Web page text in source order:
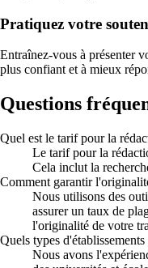
Pratiquez votre
Entraînez-vous à présenter
plus confiant et à mieux
Questions
Quel est le tarif pour la
Le tarif pour la
Cela inclut la
Comment garantir
Nous utilisons des
assurer un taux de
l'originalité de votre
Quels types
Nous avons